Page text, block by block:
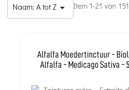
Naam: A tot Z  Item 1-21 van
Alfalfa Moedertinctuur -
Alfalfa - Medicago Sativa -